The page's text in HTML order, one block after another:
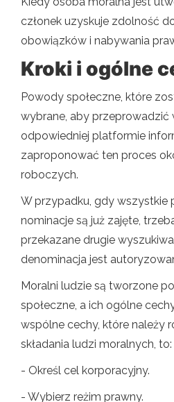
członek uzyskuje zdolność
obowiązków i nabywania
Kroki i ogólne
Powody społeczne, które
wybrane, aby przeprowadzić
odpowiedniej platformie
zaproponować ten proces
roboczych.
W przypadku, gdy wszystkie
nominacje są już zajęte,
przekazane drugie
denominacja jest
Moralni ludzie są tworzone
społeczne, a ich ogólne
wspólne cechy, które należy
składania ludzi moralnych, to:
- Określ cel korporacyjny.
- Wybierz reżim prawny.